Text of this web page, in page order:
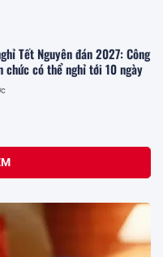
Tết Nguyên đán 2027: Công
chức có thể nghỉ tới 10 ngày